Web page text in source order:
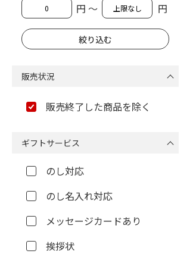
円 ～ 円
販売状況
販売終了した商品を除く
ギフトサービス
のし対応
のし名入れ対応
メッセージカードあり
挨拶状